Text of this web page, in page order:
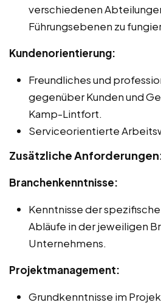
verschiedenen
Führungsebenen zu
Kundenorientierung:
Freundliches und
gegenüber Kunden und
Kamp-Lintfort.
Serviceorientierte
Zusätzliche
Branchenkenntnisse:
Kenntnisse der
Abläufe in der jeweiligen
Unternehmens.
Projektmanagement:
Grundkenntnisse im